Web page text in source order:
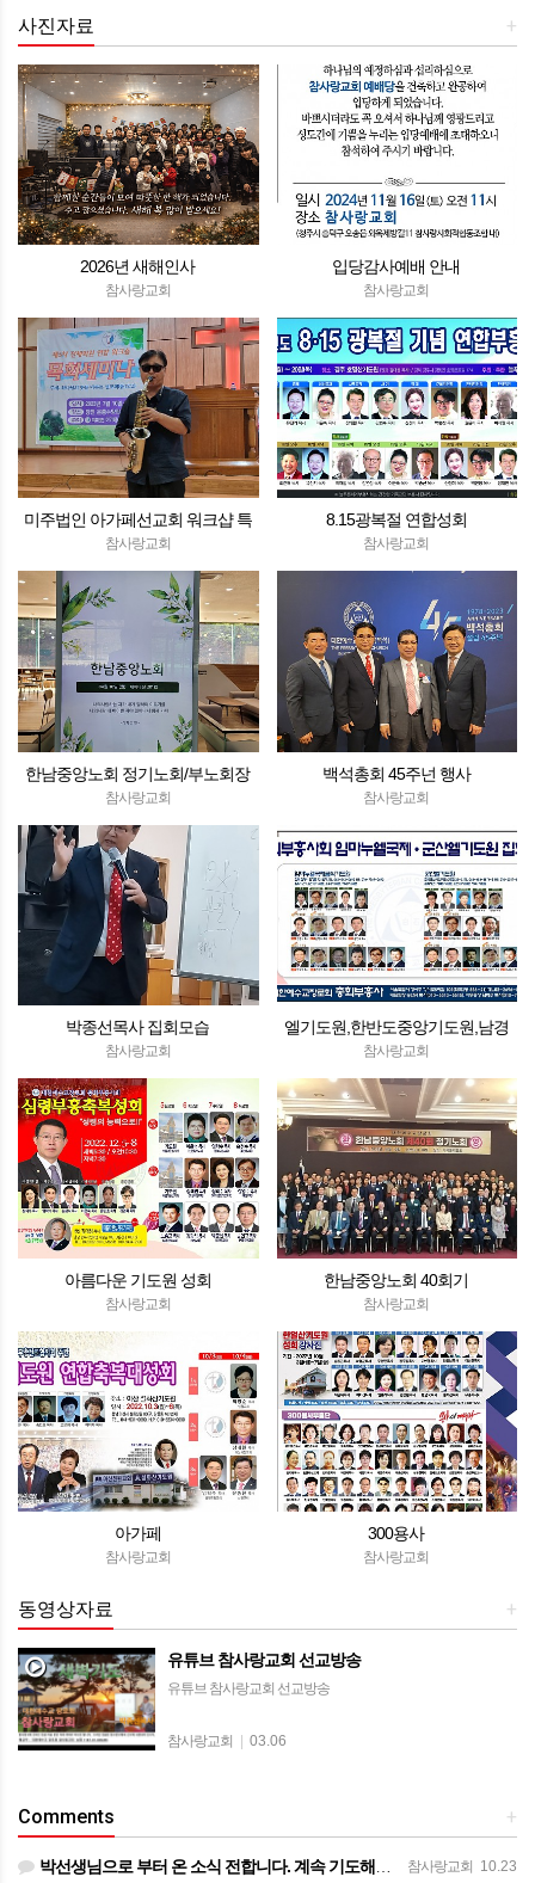
+
사진자료
2026년 새해인사
참사랑교회
입당감사예배 안내
참사랑교회
미주법인 아가페선교회 워크샵 특
별연주
참사랑교회
8.15광복절 연합성회
참사랑교회
한남중앙노회 정기노회/부노회장
참사랑교회
백석총회 45주넌 행사
참사랑교회
박종선목사 집회모습
참사랑교회
엘기도원,한반도중앙기도원,남경
산기도원
참사랑교회
아름다운 기도원 성회
참사랑교회
한남중앙노회 40회기
참사랑교회
아가페
참사랑교회
300용사
참사랑교회
+
동영상자료
유튜브 참사랑교회 선교방송
유튜브 참사랑교회 선교방송
참사랑교회 | 03.06
+
Comments
참사랑교회 10.23
박선생님으로 부터 온 소식 전합니다. 계속 기도해주시기를 부탁드립니다. ㅡㅡㅡㅡ 목사님 ~ 종양이 아직은 작…